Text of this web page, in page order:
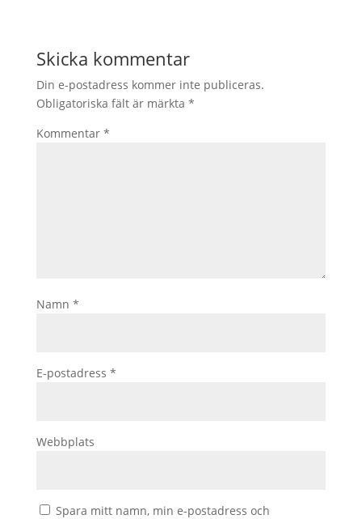
Skicka kommentar
Din e-postadress kommer inte publiceras.
Obligatoriska fält är märkta *
Kommentar *
Namn *
E-postadress *
Webbplats
Spara mitt namn, min e-postadress och